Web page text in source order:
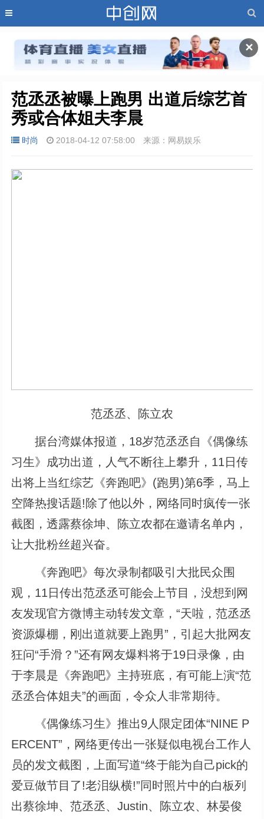
✕
范丞丞被曝上跑男 出道后综艺首
秀或合体姐夫李晨
时尚 2018-04-12 07:58:00 来源：网易娱乐
范丞丞、陈立农
据台湾媒体报道，18岁范丞丞自《偶像练
习生》成功出道，人气不断往上攀升，11日传
出将上当红综艺《奔跑吧》(跑男)第6季，马上
空降热搜话题!除了他以外，网络同时疯传一张
截图，透露蔡徐坤、陈立农都在邀请名单内，
让大批粉丝超兴奋。
《奔跑吧》每次录制都吸引大批民众围
观，11日传出范丞丞可能会上节目，没想到网
友发现官方微博主动转发文章，“天啦，范丞丞
资源爆棚，刚出道就要上跑男”，引起大批网友
狂问“手滑？”还有网友爆料将于19日录像，由
于李晨是《奔跑吧》主持班底，有可能上演“范
丞丞合体姐夫”的画面，令众人非常期待。
《偶像练习生》推出9人限定团体“NINE P
ERCENT”，网络更传出一张疑似电视台工作人
员的发文截图，上面写道“终于能为自己pick的
爱豆做节目了!老泪纵横!”同时照片中的白板列
出蔡徐坤、范丞丞、Justin、陈立农、林晏俊